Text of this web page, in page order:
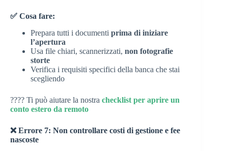
✅ Cosa fare:
Prepara tutti i documenti prima di iniziare
l’apertura
Usa file chiari, scannerizzati, non fotografie
storte
Verifica i requisiti specifici della banca che stai
scegliendo
???? Ti può aiutare la nostra checklist per aprire un
conto estero da remoto
❌ Errore 7: Non controllare costi di gestione e fee
nascoste